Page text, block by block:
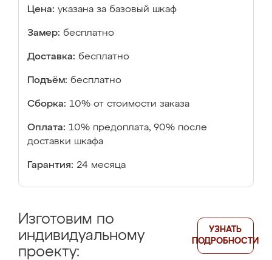
Цена: указана за базовый шкаф
Замер: бесплатно
Доставка: бесплатно
Подъём: бесплатно
Сборка: 10% от стоимости заказа
Оплата: 10% предоплата, 90% после
доставки шкафа
Гарантия: 24 месяца
Изготовим по
индивидуальному
проекту:
УЗНАТЬ
ПОДРОБНОСТИ